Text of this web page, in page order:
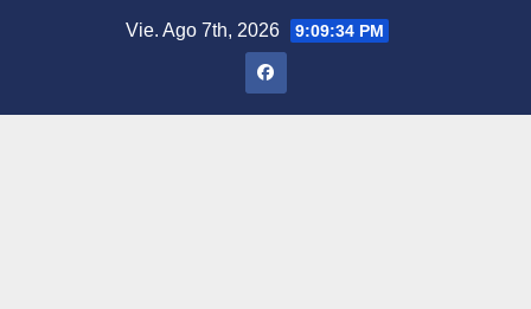
Vie. Ago 7th, 2026 9:09:35 PM